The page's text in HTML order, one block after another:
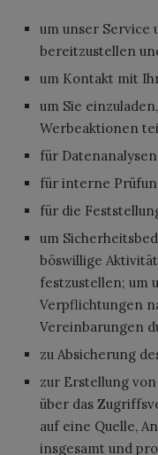
um unser Service
bereitzustellen
um Kontakt mit
um Sie
Werbeaktionen
für
für interne
für die
um
böswillige
festzustellen; um
Verpflichtungen
Vereinbarungen
zu Absicherung
zur Erstellung
über das
auf eine Quelle,
insgesamt und